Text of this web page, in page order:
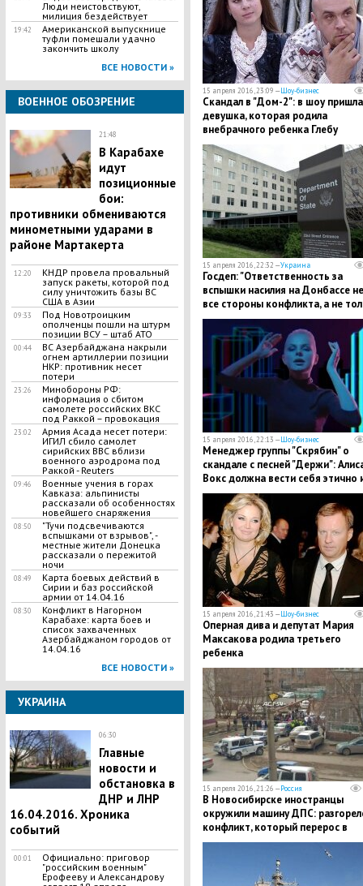
Люди неистовствуют,
милиция бездействует
19:42
Американской выпускнице
туфли помешали удачно
закончить школу
ВСЕ НОВОСТИ »
ВОЕННОЕ ОБОЗРЕНИЕ
21:48
В Карабахе
идут
позиционные
бои:
противники обмениваются
минометными ударами в
районе Мартакерта
12:20
КНДР провела провальный
запуск ракеты, которой под
силу уничтожить базы ВС
США в Азии
09:33
Под Новотроицким
ополченцы пошли на штурм
позиции ВСУ – штаб АТО
00:44
ВС Азербайджана накрыли
огнем артиллерии позиции
НКР: противник несет
потери
23:26
Минобороны РФ:
информация о сбитом
самолете российских ВКС
под Раккой – провокация
23:02
Армия Асада несет потери:
ИГИЛ сбило самолет
сирийских ВВС вблизи
военного аэродрома под
Раккой - Reuters
09:46
Военные учения в горах
Кавказа: альпинисты
рассказали об особенностях
новейшего снаряжения
08:50
"Тучи подсвечиваются
вспышками от взрывов", -
местные жители Донецка
рассказали о пережитой
ночи
08:49
Карта боевых действий в
Сирии и баз российской
армии от 14.04.16
08:30
Конфликт в Нагорном
Карабахе: карта боев и
список захваченных
Азербайджаном городов от
14.04.16
ВСЕ НОВОСТИ »
УКРАИНА
06:30
Главные
новости и
обстановка в
ДНР и ЛНР
16.04.2016. Хроника
событий
00:01
Официально: приговор
"российским военным"
Ерофееву и Александрову
15 апреля 2016, 23:09 —Шоу-бизнес
Скандал в "Дом-2": в шоу пришла
девушка, которая родила
внебрачного ребенка Глебу
Жемчугову
15 апреля 2016, 22:32 —Украина
Госдеп: "Ответственность за
вспышки насилия на Донбассе
все стороны конфликта, а не
РФ"
15 апреля 2016, 22:13 —Шоу-бизнес
Менеджер группы "Скрябин" о
скандале с песней "Держи":
Вокс должна вести себя этично
выплатить роялти
15 апреля 2016, 21:43 —Шоу-бизнес
Оперная дива и депутат Мария
Максакова родила третьего
ребенка
15 апреля 2016, 21:26 —Россия
В Новосибирске иностранцы
окружили машину ДПС:
конфликт, который перерос в
массовое побоище